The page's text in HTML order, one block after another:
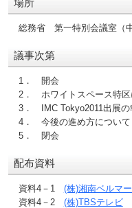
場所
総務省 第一特別会議室（
議事次第
1． 開会
2． ホワイトスペース特区
3． IMC Tokyo2011出展の
4． 今後の進め方について
5． 閉会
配布資料
資料4－1 (株)湘南ベルマ
資料4－2 (株)TBSテレビ